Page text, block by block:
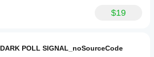
$19
DARK POLL SIGNAL_noSourceCode